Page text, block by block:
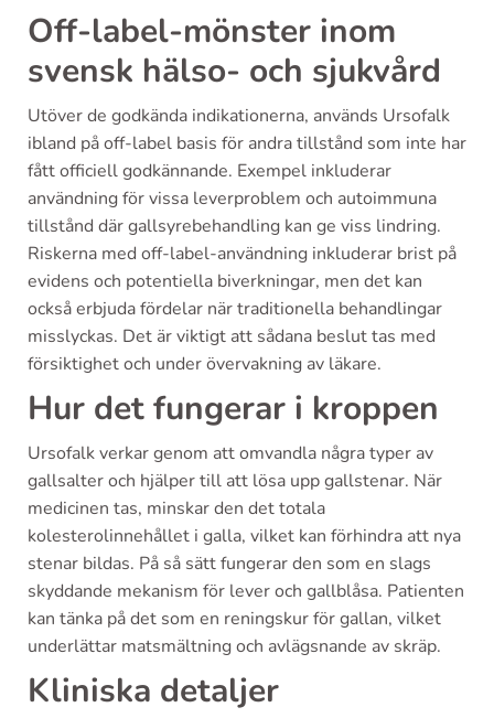
Off-label-mönster inom
svensk hälso- och sjukvård
Utöver de godkända indikationerna, används Ursofalk
ibland på off-label basis för andra tillstånd som inte har
fått officiell godkännande. Exempel inkluderar
användning för vissa leverproblem och autoimmuna
tillstånd där gallsyrebehandling kan ge viss lindring.
Riskerna med off-label-användning inkluderar brist på
evidens och potentiella biverkningar, men det kan
också erbjuda fördelar när traditionella behandlingar
misslyckas. Det är viktigt att sådana beslut tas med
försiktighet och under övervakning av läkare.
Hur det fungerar i kroppen
Ursofalk verkar genom att omvandla några typer av
gallsalter och hjälper till att lösa upp gallstenar. När
medicinen tas, minskar den det totala
kolesterolinnehållet i galla, vilket kan förhindra att nya
stenar bildas. På så sätt fungerar den som en slags
skyddande mekanism för lever och gallblåsa. Patienten
kan tänka på det som en reningskur för gallan, vilket
underlättar matsmältning och avlägsnande av skräp.
Kliniska detaljer